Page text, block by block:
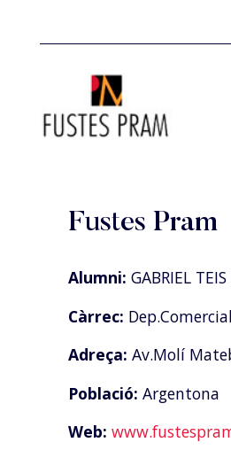
Fustes Pram
Alumni: GABRIEL
Càrrec: Dep.Comercial
Adreça: Av.Molí
Població: Argentona
Web: